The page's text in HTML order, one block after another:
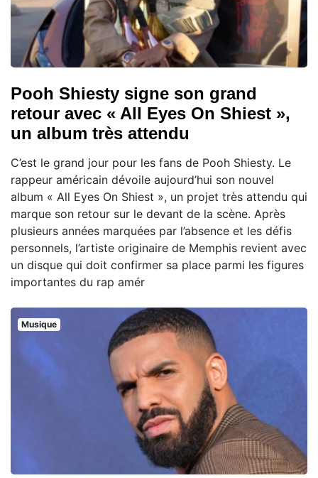
Pooh Shiesty signe son grand
retour avec « All Eyes On Shiest »,
un album très attendu
C’est le grand jour pour les fans de Pooh Shiesty. Le
rappeur américain dévoile aujourd’hui son nouvel
album « All Eyes On Shiest », un projet très attendu qui
marque son retour sur le devant de la scène. Après
plusieurs années marquées par l’absence et les défis
personnels, l’artiste originaire de Memphis revient avec
un disque qui doit confirmer sa place parmi les figures
importantes du rap amér
Musique